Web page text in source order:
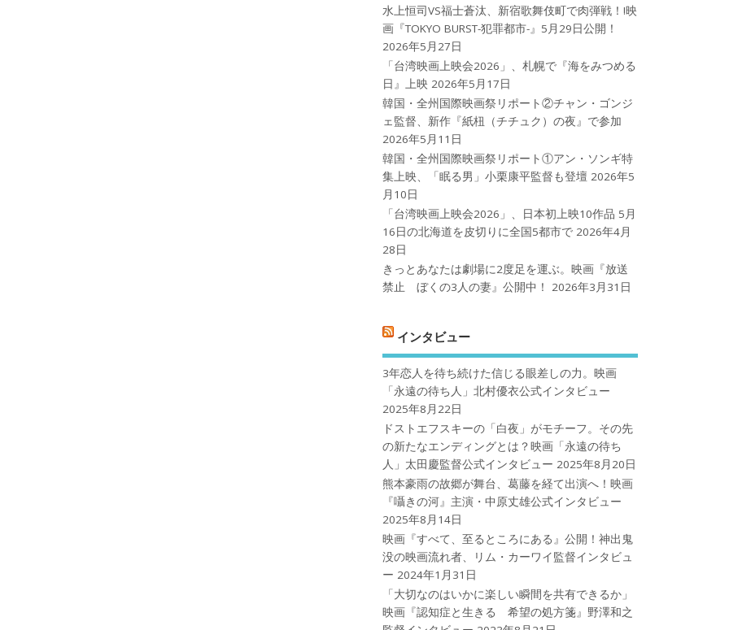
水上恒司VS福士蒼汰、新宿歌舞伎町で肉弾戦！!映
画『TOKYO BURST-犯罪都市-』5月29日公開！
2026年5月27日
「台湾映画上映会2026」、札幌で『海をみつめる
日』上映 2026年5月17日
韓国・全州国際映画祭リポート②チャン・ゴンジ
ェ監督、新作『紙杻（チチュク）の夜』で参加
2026年5月11日
韓国・全州国際映画祭リポート①アン・ソンギ特
集上映、「眠る男」小栗康平監督も登壇 2026年5
月10日
「台湾映画上映会2026」、日本初上映10作品 5月
16日の北海道を皮切りに全国5都市で 2026年4月
28日
きっとあなたは劇場に2度足を運ぶ。映画『放送
禁止 ぼくの3人の妻』公開中！
2026年3月31日
インタビュー
3年恋人を待ち続けた信じる眼差しの力。映画
「永遠の待ち人」北村優衣公式インタビュー
2025年8月22日
ドストエフスキーの「白夜」がモチーフ。その先
の新たなエンディングとは？映画「永遠の待ち
人」太田慶監督公式インタビュー 2025年8月20日
熊本豪雨の故郷が舞台、葛藤を経て出演へ！映画
『囁きの河』主演・中原丈雄公式インタビュー
2025年8月14日
映画『すべて、至るところにある』公開！神出鬼
没の映画流れ者、リム・カーワイ監督インタビュ
ー 2024年1月31日
「大切なのはいかに楽しい瞬間を共有できるか」
映画『認知症と生きる 希望の処方箋』野澤和之